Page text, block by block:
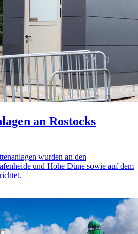
an Rostocks
wurden an den
und Hohe Düne sowie auf dem